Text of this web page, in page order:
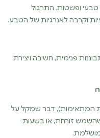
ופשטות. התרגול
וקרבה לאנרגיות של הטבע.
פנימית, חשיבה ויצירת
המתאימות), דבר שמקל על
זורחת, או בשעות